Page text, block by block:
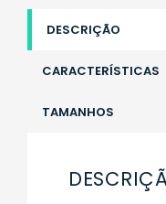
DESCRIÇÃO
CARACTERÍSTICAS
TAMANHOS